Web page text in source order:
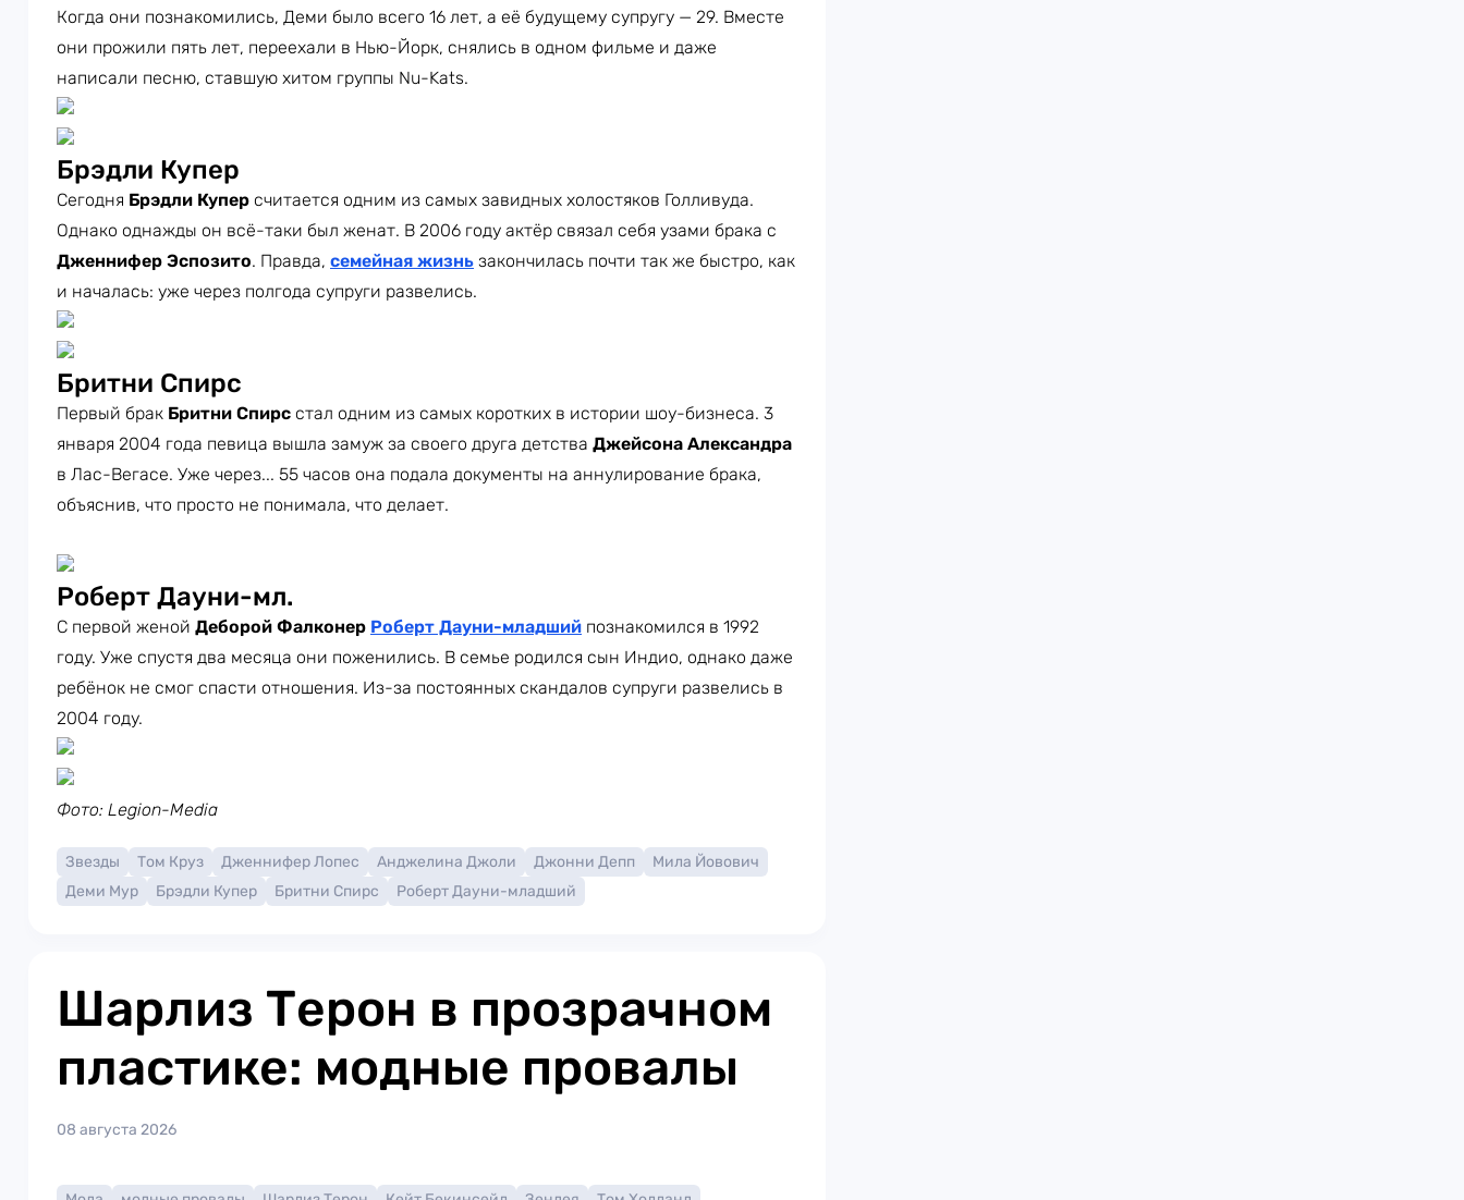
Когда они познакомились, Деми было всего 16 лет, а её будущему супругу — 29. Вместе
они прожили пять лет, переехали в Нью-Йорк, снялись в одном фильме и даже
написали песню, ставшую хитом группы Nu-Kats.
Брэдли Купер
Сегодня Брэдли Купер считается одним из самых завидных холостяков Голливуда.
Однако однажды он всё-таки был женат. В 2006 году актёр связал себя узами брака с
Дженнифер Эспозито. Правда, семейная жизнь закончилась почти так же быстро, как
и началась: уже через полгода супруги развелись.
Бритни Спирс
Первый брак Бритни Спирс стал одним из самых коротких в истории шоу-бизнеса. 3
января 2004 года певица вышла замуж за своего друга детства Джейсона Александра
в Лас-Вегасе. Уже через... 55 часов она подала документы на аннулирование брака,
объяснив, что просто не понимала, что делает.
Роберт Дауни-мл.
С первой женой Деборой Фалконер Роберт Дауни-младший познакомился в 1992
году. Уже спустя два месяца они поженились. В семье родился сын Индио, однако даже
ребёнок не смог спасти отношения. Из-за постоянных скандалов супруги развелись в
2004 году.
Фото: Legion-Media
Звезды Том Круз Дженнифер Лопес Анджелина Джоли Джонни Депп
Мила Йовович
Деми Мур
Брэдли Купер Бритни Спирс Роберт Дауни-младший
Шарлиз Терон в прозрачном
пластике: модные провалы
08 августа 2026